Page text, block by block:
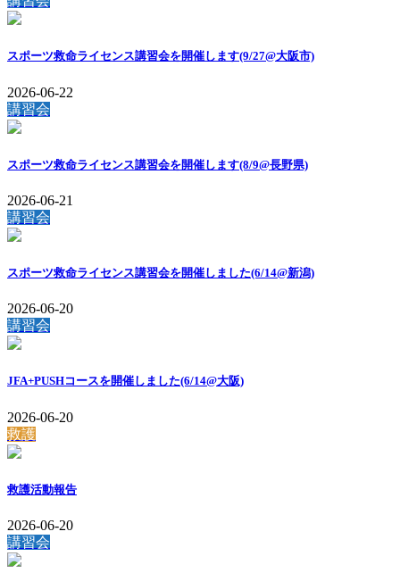
スポーツ救命ライセンス講習会を開催します(9/27@大阪市)
2026-06-22
講習会
スポーツ救命ライセンス講習会を開催します(8/9@長野県)
2026-06-21
講習会
スポーツ救命ライセンス講習会を開催しました(6/14@新潟)
2026-06-20
講習会
JFA+PUSHコースを開催しました(6/14@大阪)
2026-06-20
救護
救護活動報告
2026-06-20
講習会